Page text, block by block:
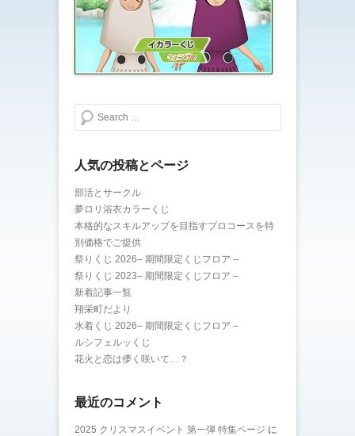
検索する
人気の投稿とページ
部活とサークル
夢ロリ浴衣カラーくじ
本格的なスキルアップを目指すプロコースを特
別価格でご提供
祭りくじ 2026– 期間限定くじフロア –
祭りくじ 2023– 期間限定くじフロア –
新着記事一覧
翔栄町だより
水着くじ 2026– 期間限定くじフロア –
ルシフェルッくじ
花火と恋は儚く咲いて…？
最近のコメント
2025 クリスマスイベント 第一弾 特集ページ に